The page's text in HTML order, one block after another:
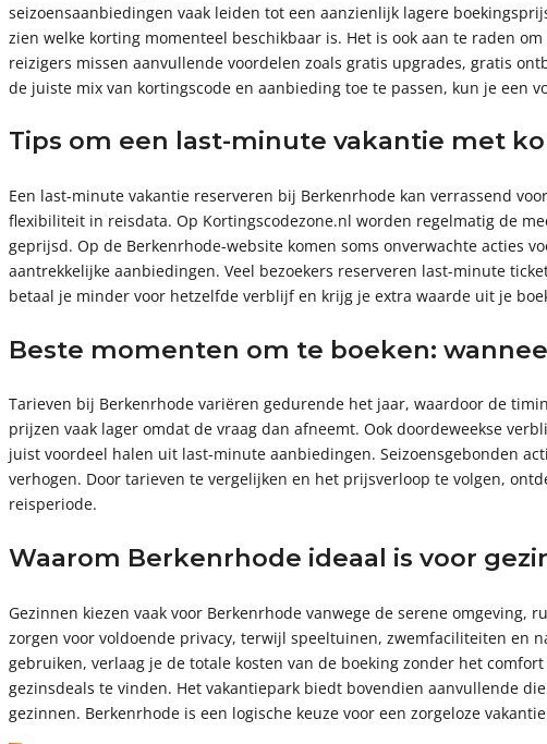
seizoensaanbiedingen vaak leiden tot een aanzienlijk lagere
zien welke korting momenteel beschikbaar is. Het is ook aan te raden
reizigers missen aanvullende voordelen zoals gratis upgrades, gratis
de juiste mix van kortingscode en aanbieding toe te passen, kun je een
Tips om een last-minute vakantie met
Een last-minute vakantie reserveren bij Berkenrhode kan verrassend
flexibiliteit in reisdata. Op Kortingscodezone.nl worden regelmatig de
geprijsd. Op de Berkenrhode-website komen soms onverwachte acties
aantrekkelijke aanbiedingen. Veel bezoekers reserveren last-minute
betaal je minder voor hetzelfde verblijf en krijg je extra waarde uit je
Beste momenten om te boeken:
Tarieven bij Berkenrhode variëren gedurende het jaar, waardoor de
prijzen vaak lager omdat de vraag dan afneemt. Ook doordeweekse
juist voordeel halen uit last-minute aanbiedingen. Seizoensgebonden
verhogen. Door tarieven te vergelijken en het prijsverloop te volgen,
reisperiode.
Waarom Berkenrhode ideaal is voor
Gezinnen kiezen vaak voor Berkenrhode vanwege de serene
zorgen voor voldoende privacy, terwijl speeltuinen, zwemfaciliteiten en
gebruiken, verlaag je de totale kosten van de boeking zonder het
gezinsdeals te vinden. Het vakantiepark biedt bovendien aanvullende
gezinnen. Berkenrhode is een logische keuze voor een zorgeloze